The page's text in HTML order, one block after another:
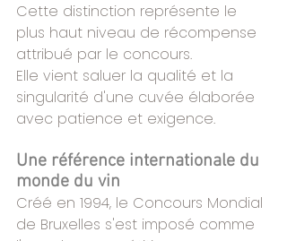
Cette distinction représente le
plus haut niveau de récompense
attribué par le concours.
Elle vient saluer la qualité et la
singularité d'une cuvée élaborée
avec patience et exigence.
Une référence internationale du
monde du vin
Créé en 1994, le Concours Mondial
de Bruxelles s'est imposé comme